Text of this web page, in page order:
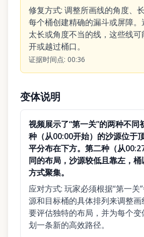
修复方式: 调整所画线的角度、
每个桶创建精确的漏斗或屏障。
太长或角度不当的线，这些线
开或越过桶口。
证据时间点: 00:36
变体说明
视频展示了“第一关”的两种不同
种（从00:00开始）的沙源位于
平分布在下方。第二种（从
同的布局，沙源较低且靠左，
方式聚集。
应对方式: 玩家必须根据“第一关
源和目标桶的具体排列来调整
要评估独特的布局，并为每个
划一条新的高效路径。